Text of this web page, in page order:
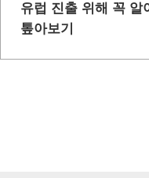
유럽 진출 위해 꼭 알
톺아보기